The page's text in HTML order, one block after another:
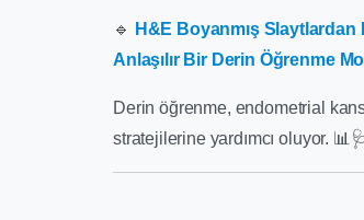
🔹
H&E Boyanmış
Anlaşılır Bir Derin Öğrenme
Derin öğrenme, endometrial
stratejilerine yardımcı oluyor.